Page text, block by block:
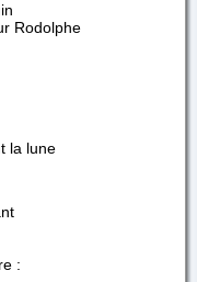
Rodolphe
la lune
: